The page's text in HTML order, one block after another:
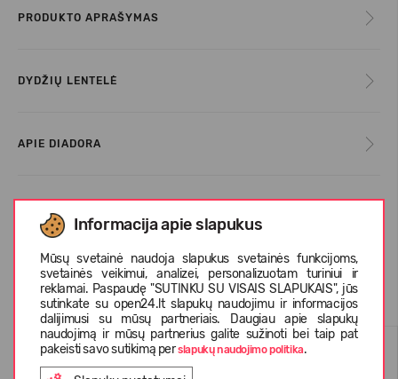
Informacija apie slapukus
Mūsų svetainė naudoja slapukus svetainės funkcijoms,
svetainės veikimui, analizei, personalizuotam turiniui ir
reklamai. Paspaudę "SUTINKU SU VISAIS SLAPUKAIS", jūs
sutinkate su open24.lt slapukų naudojimu ir informacijos
dalijimusi su mūsų partneriais. Daugiau apie slapukų
naudojimą ir mūsų partnerius galite sužinoti bei taip pat
pakeisti savo sutikimą perslapukų naudojimo politika.
PRODUKTO APRAŠYMAS
DYDŽIŲ LENTELĖ
APIE DIADORA
Panašios prekės
-70% -71%